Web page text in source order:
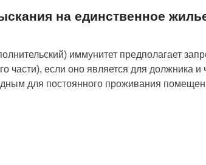
на единственное
иммунитет предполагает
части), если оно является для должника и
для постоянного проживания